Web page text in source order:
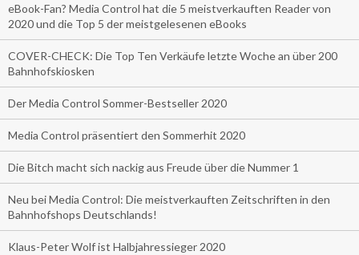
eBook-Fan? Media Control hat die 5 meistverkauften Reader von
2020 und die Top 5 der meistgelesenen eBooks
COVER-CHECK: Die Top Ten Verkäufe letzte Woche an über 200
Bahnhofskiosken
Der Media Control Sommer-Bestseller 2020
Media Control präsentiert den Sommerhit 2020
Die Bitch macht sich nackig aus Freude über die Nummer 1
Neu bei Media Control: Die meistverkauften Zeitschriften in den
Bahnhofshops Deutschlands!
Klaus-Peter Wolf ist Halbjahressieger 2020